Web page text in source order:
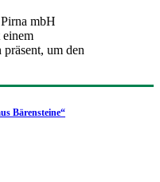
mbH
um den
Bärensteine“